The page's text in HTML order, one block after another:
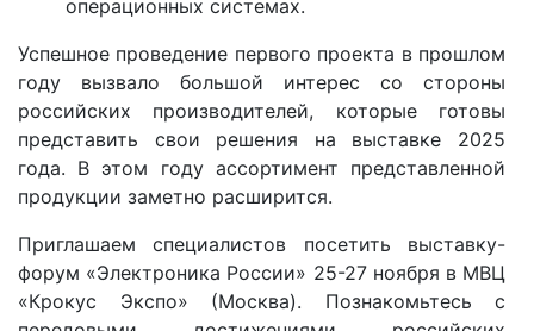
операционных системах.
Успешное проведение первого проекта в прошлом
году вызвало большой интерес со стороны
российских производителей, которые готовы
представить свои решения на выставке 2025
года. В этом году ассортимент представленной
продукции заметно расширится.
Приглашаем специалистов посетить выставку-
форум «Электроника России» 25-27 ноября в МВЦ
«Крокус Экспо» (Москва). Познакомьтесь с